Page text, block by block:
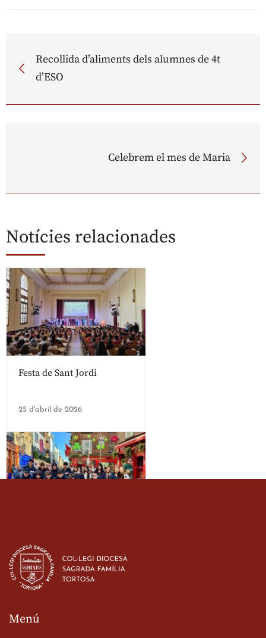
Recollida d’aliments dels alumnes de 4t
d’ESO
Celebrem el mes de Maria
Notícies relacionades
Festa de Sant Jordi
25 d'abril de 2026
d’ESO-BSD a Irlanda
23 de març de 2026
Menú